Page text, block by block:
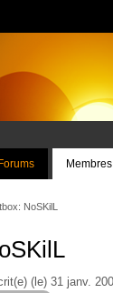
Forums Membres
NoSKilL
(le) 31 janv.